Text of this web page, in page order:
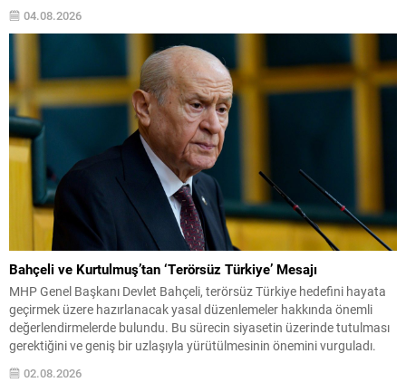
için çözüm olmadığını savundu. Dipke, Chhatrapati
Sambhajinagar’daki evinde Reuters’a verdiği söyleşide, destekçilerinin
04.08.2026
Bahçeli ve Kurtulmuş’tan ‘Terörsüz Türkiye’ Mesajı
MHP Genel Başkanı Devlet Bahçeli, terörsüz Türkiye hedefini hayata
geçirmek üzere hazırlanacak yasal düzenlemeler hakkında önemli
değerlendirmelerde bulundu. Bu sürecin siyasetin üzerinde tutulması
gerektiğini ve geniş bir uzlaşıyla yürütülmesinin önemini vurguladı.
Bahçeli, çerçeve yasanın milli bir mesele olarak ele alınması gerektiğini
belirterek, demokratikleşme iradesiyle uyumlu biçimde bireysel
02.08.2026